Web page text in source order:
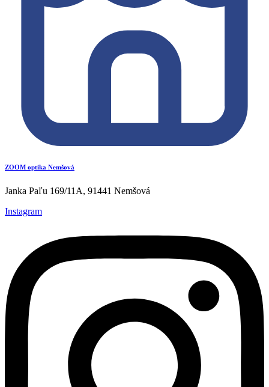
ZOOM optika Nemšová
Janka Paľu 169/11A, 91441 Nemšová
Instagram